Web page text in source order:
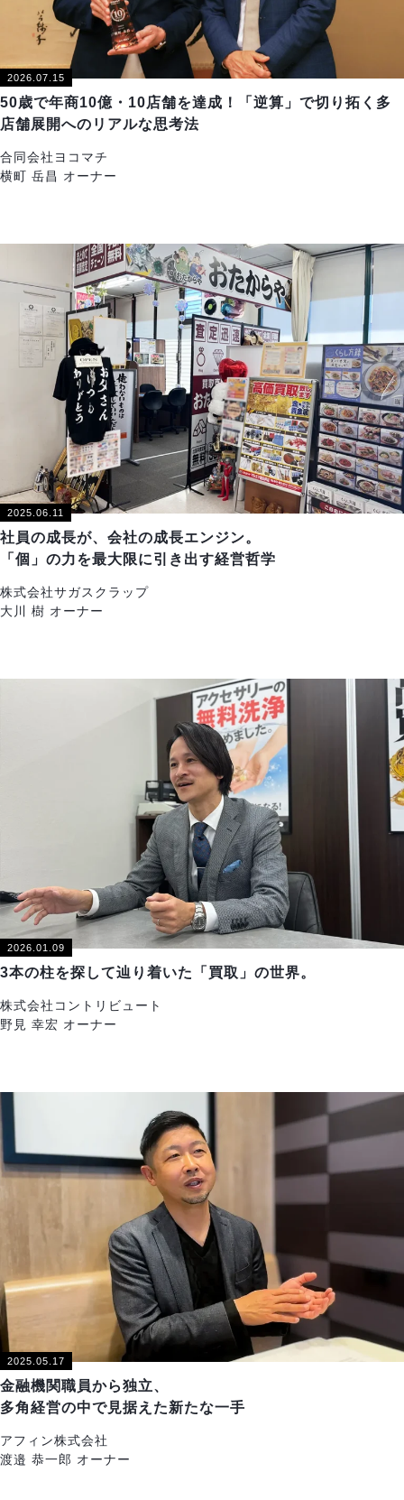
2026.07.15
50歳で年商10億・10店舗を達成！「逆算」で切り拓く多
店舗展開へのリアルな思考法
合同会社ヨコマチ
横町 岳昌 オーナー
2025.06.11
社員の成長が、会社の成長エンジン。
「個」の力を最大限に引き出す経営哲学
株式会社サガスクラップ
大川 樹 オーナー
2026.01.09
3本の柱を探して辿り着いた「買取」の世界。
株式会社コントリビュート
野見 幸宏 オーナー
2025.05.17
金融機関職員から独立、
多角経営の中で見据えた新たな一手
アフィン株式会社
渡邉 恭一郎 オーナー